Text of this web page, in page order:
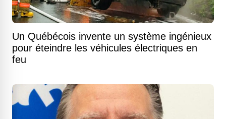
Un Québécois invente un système ingénieux
pour éteindre les véhicules électriques en
feu